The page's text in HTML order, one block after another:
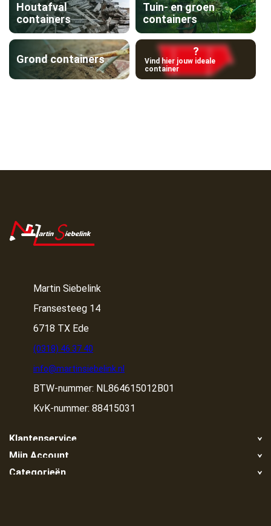
Houtafval
containers
Tuin- en groen
containers
Grond containers
?
Vind hier jouw ideale
container
Martin Siebelink
Fransesteeg 14
6718 TX Ede
(0318) 46 37 40
info@martinsiebelink.nl
BTW-nummer: NL864615012B01
KvK-nummer: 88415031
Klantenservice
Retour
Mijn Account
Registreren
Categorieën